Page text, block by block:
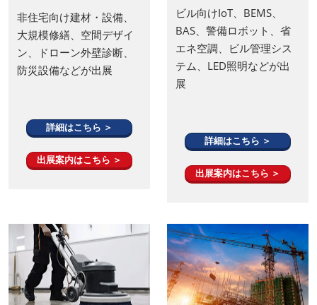
EXPO
非住宅向け建材・設備、
大規模修繕、空間デザイ
ン、ドローン外壁診断、
詳細はこちら ＞
EXPO
ビル向けIoT、BEMS、
BAS、警備ロボット、省
エネ空調、ビル管理シス
テム、LED照明などが出
詳細はこちら ＞